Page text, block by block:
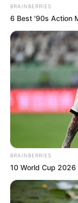
BRAINBERRIES
6 Best '90s Action
BRAINBERRIES
10 World Cup 2026